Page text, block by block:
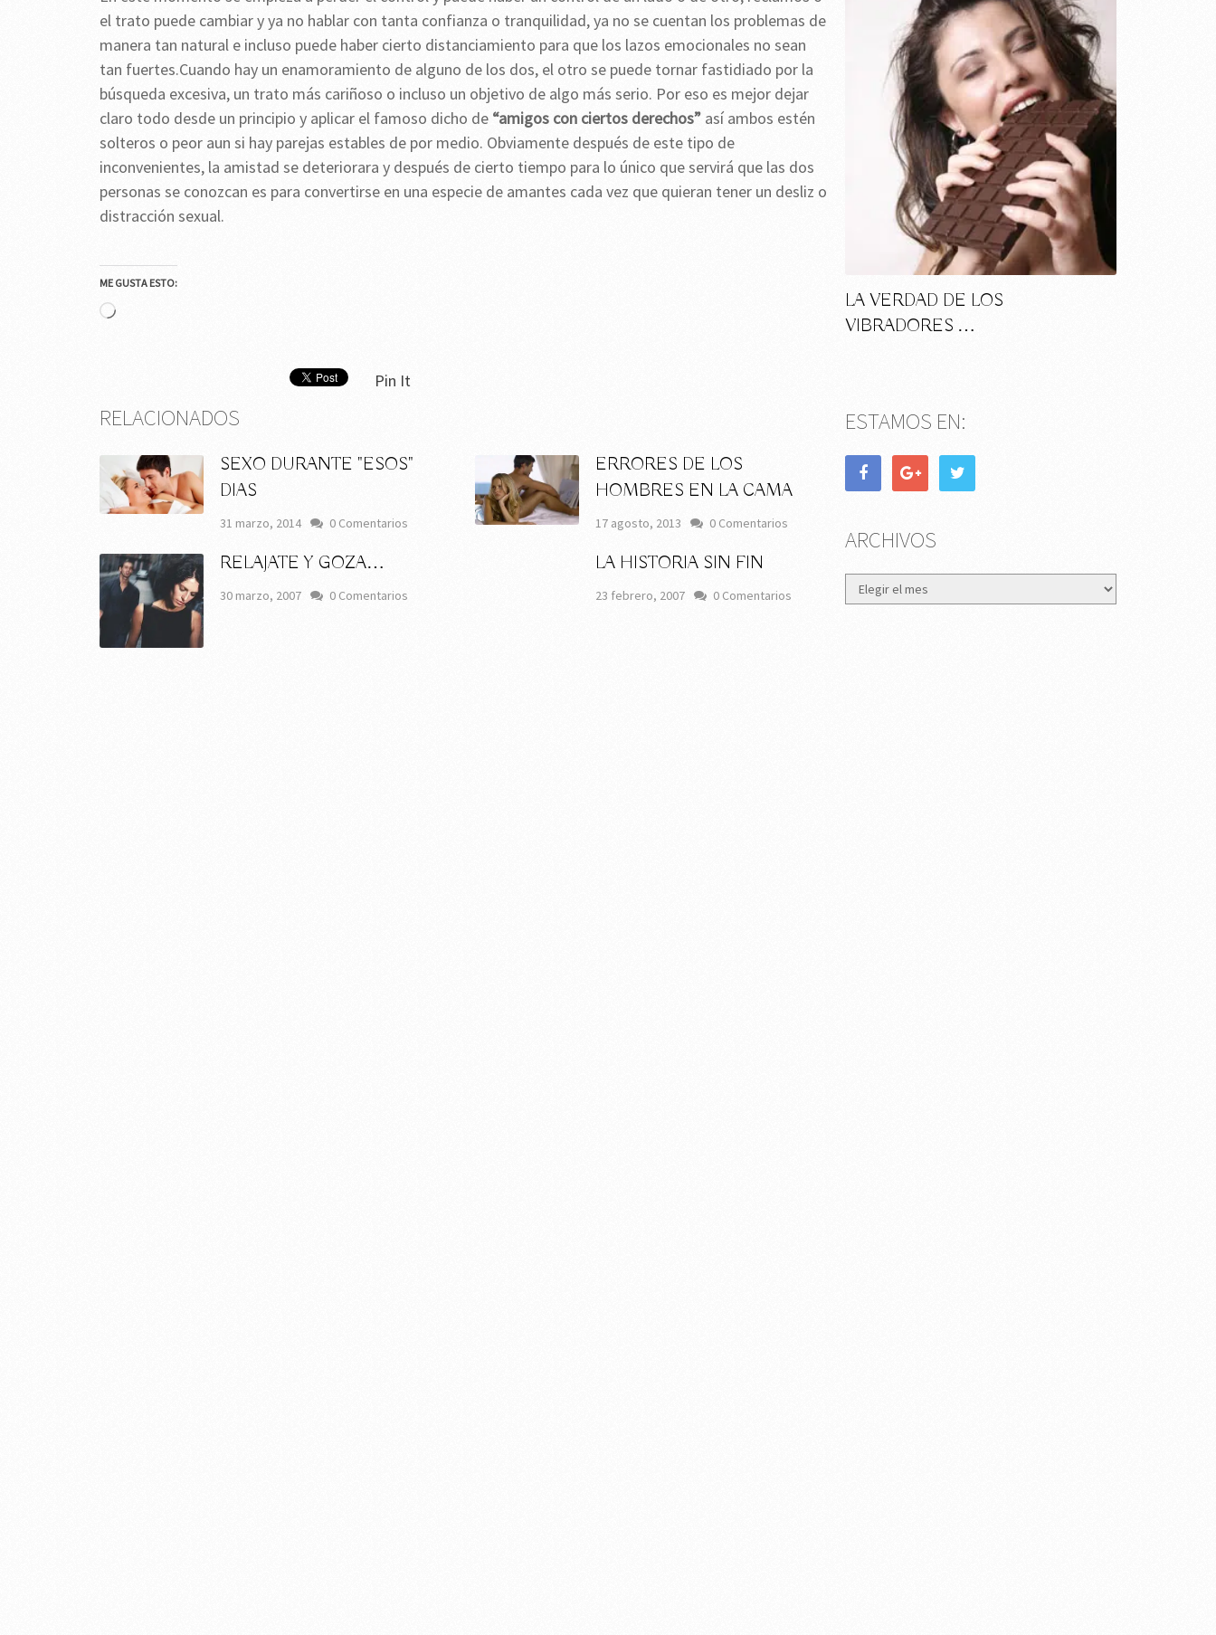
el trato puede cambiar y ya no hablar con tanta confianza o tranquilidad, ya no se cuentan los problemas de
manera tan natural e incluso puede haber cierto distanciamiento para que los lazos emocionales no sean
tan fuertes.Cuando hay un enamoramiento de alguno de los dos, el otro se puede tornar fastidiado por la
búsqueda excesiva, un trato más cariñoso o incluso un objetivo de algo más serio. Por eso es mejor dejar
claro todo desde un principio y aplicar el famoso dicho de “amigos con ciertos derechos” así ambos estén
solteros o peor aun si hay parejas estables de por medio. Obviamente después de este tipo de
inconvenientes, la amistad se deteriorara y después de cierto tiempo para lo único que servirá que las dos
personas se conozcan es para convertirse en una especie de amantes cada vez que quieran tener un desliz o
distracción sexual.
ME GUSTA ESTO:
Cargando...
Pin It
RELACIONADOS
SEXO DURANTE "ESOS"
DIAS
31 marzo, 2014 0 Comentarios
ERRORES DE LOS
HOMBRES EN LA CAMA
17 agosto, 2013 0 Comentarios
RELAJATE Y GOZA…
30 marzo, 2007 0 Comentarios
LA HISTORIA SIN FIN
23 febrero, 2007 0 Comentarios
LA VERDAD DE LOS
VIBRADORES …
ESTAMOS EN:
ARCHIVOS
Archivos